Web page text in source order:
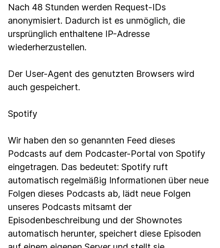
Nach 48 Stunden werden Request-IDs
anonymisiert. Dadurch ist es unmöglich, die
ursprünglich enthaltene IP-Adresse
wiederherzustellen.
Der User-Agent des genutzten Browsers wird
auch gespeichert.
Spotify
Wir haben den so genannten Feed dieses
Podcasts auf dem Podcaster-Portal von Spotify
eingetragen. Das bedeutet: Spotify ruft
automatisch regelmäßig Informationen über neue
Folgen dieses Podcasts ab, lädt neue Folgen
unseres Podcasts mitsamt der
Episodenbeschreibung und der Shownotes
automatisch herunter, speichert diese Episoden